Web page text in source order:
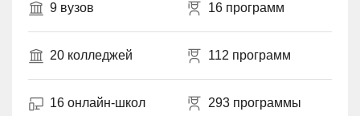
9 вузов 16 программ
20 колледжей 112 программ
16 онлайн-школ 293 программы